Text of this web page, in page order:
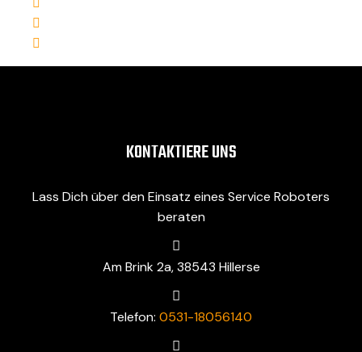
KONTAKTIERE UNS
Lass Dich über den Einsatz eines Service Roboters
beraten
Am Brink 2a, 38543 Hillerse
Telefon: 0531-18056140